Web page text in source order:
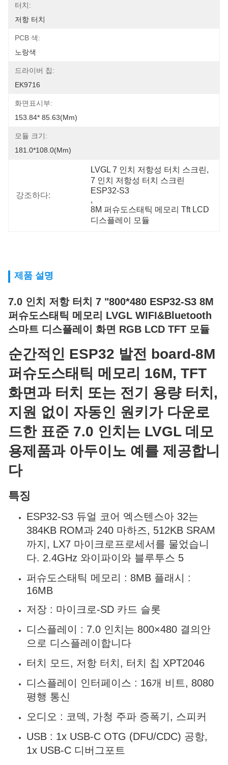
터치:
저항 터치
PCB 색:
노랑색
드라이버 칩:
EK9716
화면표시부:
153.84* 85.63(mm)
모듈 크기:
181.0*108.0(mm)
강조하다:
LVGL 7 인치 저항성 터치 스크린,
7 인치 저항성 터치 스크린
ESP32-S3
,
8M 퍼슈도스태틱 메모리 Tft LCD
디스플레이 모듈
제품 설명
7.0 인치 저항 터치 7 "800*480 ESP32-S3 8M
퍼슈도스태틱 메모리 LVGL WIFI&Bluetooth
스마트 디스플레이 화면 RGB LCD TFT 모듈
순간적인 ESP32 발전 board-8M
퍼슈도스태틱 메모리 16M, TFT
화면과 터치 또는 전기 용량 터치,
지원 없이 자동인 원키가 다운로
드한 표준 7.0 인치는 LVGL 데모
용제품과 아두이노 예를 제공합니
다
특징
ESP32-S3 듀얼 코어 엑스텐스아 32는
384KB ROM과 240 마하즈, 512KB SRAM
까지, LX7 마이크로프로세서를 물었습니
다. 2.4GHz 와이파이와 블루투스 5
퍼슈도스태틱 메모리 : 8MB 플래시 :
16MB
저장 : 마이크로-SD 카드 슬롯
디스플레이 : 7.0 인치는 800×480 결의안
으로 디스플레이합니다
터치 모드, 저항 터치, 터치 칩 XPT2046
디스플레이 인터페이스 : 16개 비트, 8080
평행 통신
오디오 : 코덱, 가청 주파 증폭기, 스피커
USB : 1x USB-C OTG (DFU/CDC) 공항,
1x USB-C 디버그포트